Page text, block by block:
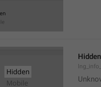
Hidden